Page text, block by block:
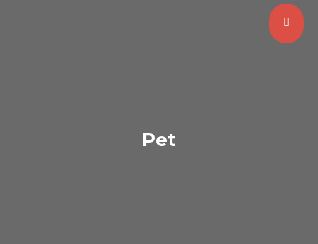
Pet